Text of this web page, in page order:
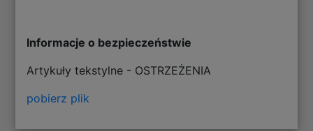
Informacje o bezpieczeństwie
Artykuły tekstylne - OSTRZEŻENIA
pobierz plik